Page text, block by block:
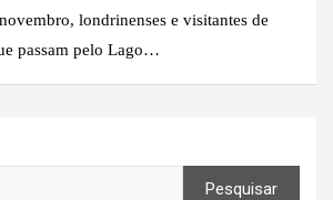
londrinenses e visitantes de
passam pelo Lago…
Pesquisar